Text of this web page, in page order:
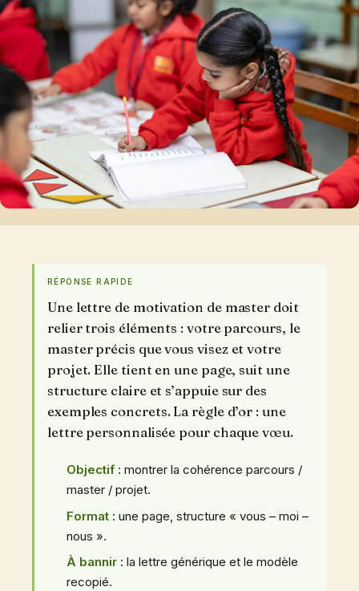
RÉPONSE RAPIDE
Une lettre de motivation de master doit
relier trois éléments : votre parcours, le
master précis que vous visez et votre
projet. Elle tient en une page, suit une
structure claire et s’appuie sur des
exemples concrets. La règle d’or : une
lettre personnalisée pour chaque vœu.
Objectif : montrer la cohérence parcours /
master / projet.
Format : une page, structure « vous – moi –
nous ».
À bannir : la lettre générique et le modèle
recopié.